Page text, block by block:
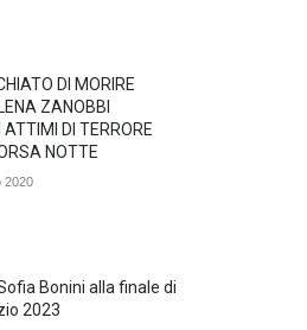
DI MORIRE
ZANOBBI
ATTIMI DI TERRORE
NOTTE
2020
Bonini alla finale di
2023